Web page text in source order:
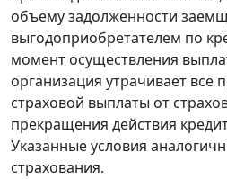
объему задолженности
выгодоприобретателем по
момент осуществления
организация утрачивает все
страховой выплаты от
прекращения действия
Указанные условия
страхования.